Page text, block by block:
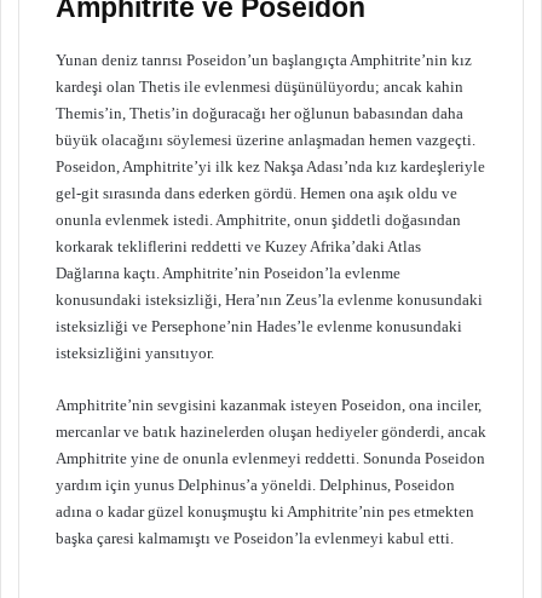
Amphitrite ve Poseidon
Yunan deniz tanrısı Poseidon’un başlangıçta Amphitrite’nin kız
kardeşi olan Thetis ile evlenmesi düşünülüyordu; ancak kahin
Themis’in, Thetis’in doğuracağı her oğlunun babasından daha
büyük olacağını söylemesi üzerine anlaşmadan hemen vazgeçti.
Poseidon, Amphitrite’yi ilk kez Nakşa Adası’nda kız kardeşleriyle
gel-git sırasında dans ederken gördü. Hemen ona aşık oldu ve
onunla evlenmek istedi. Amphitrite, onun şiddetli doğasından
korkarak tekliflerini reddetti ve Kuzey Afrika’daki Atlas
Dağlarına kaçtı. Amphitrite’nin Poseidon’la evlenme
konusundaki isteksizliği, Hera’nın Zeus’la evlenme konusundaki
isteksizliği ve Persephone’nin Hades’le evlenme konusundaki
isteksizliğini yansıtıyor.
Amphitrite’nin sevgisini kazanmak isteyen Poseidon, ona inciler,
mercanlar ve batık hazinelerden oluşan hediyeler gönderdi, ancak
Amphitrite yine de onunla evlenmeyi reddetti. Sonunda Poseidon
yardım için yunus Delphinus’a yöneldi. Delphinus, Poseidon
adına o kadar güzel konuşmuştu ki Amphitrite’nin pes etmekten
başka çaresi kalmamıştı ve Poseidon’la evlenmeyi kabul etti.